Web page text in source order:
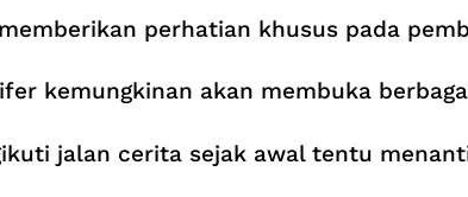
perhatian khusus pada
kemungkinan akan membuka
jalan cerita sejak awal tentu